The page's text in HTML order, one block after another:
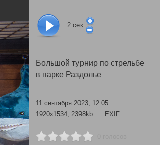
2 сек.
Большой турнир по стрельбе
в парке Раздолье
11 сентября 2023, 12:05
1920x1534, 2398kb
EXIF